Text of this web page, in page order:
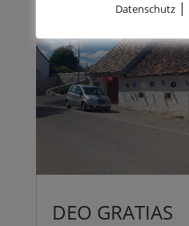
DEO GRATIAS
Datenschutz|